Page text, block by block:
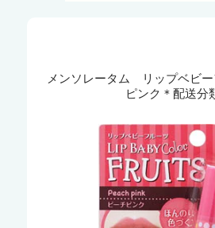
メンソレータム リップベビ
ピンク＊配送分